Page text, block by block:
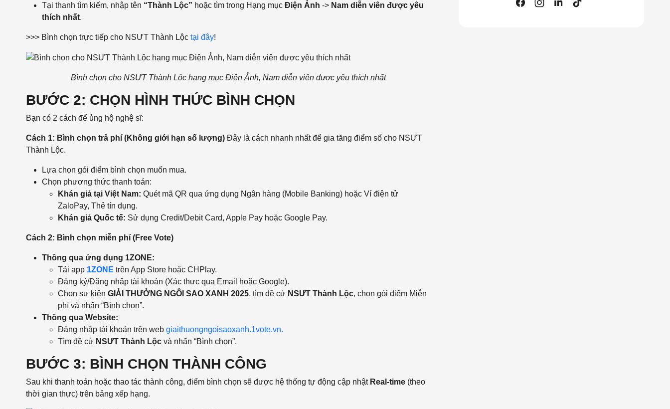
Tại thanh tìm kiếm, nhập tên “Thành Lộc” hoặc tìm trong Hạng mục Điện Ảnh -> Nam diễn viên được yêu
thích nhất.
>>> Bình chọn trực tiếp cho NSƯT Thành Lộc tại đây!
Bình chọn cho NSƯT Thành Lộc hạng mục Điện Ảnh, Nam diễn viên được yêu thích nhất
BƯỚC 2: CHỌN HÌNH THỨC BÌNH CHỌN
Bạn có 2 cách để ủng hộ nghệ sĩ:
Cách 1: Bình chọn trả phí (Không giới hạn số lượng) Đây là cách nhanh nhất để gia tăng điểm số cho NSƯT
Thành Lộc.
Lựa chọn gói điểm bình chọn muốn mua.
Chọn phương thức thanh toán:
Khán giả tại Việt Nam: Quét mã QR qua ứng dụng Ngân hàng (Mobile Banking) hoặc Ví điện tử
ZaloPay, Thẻ tín dụng.
Khán giả Quốc tế: Sử dụng Credit/Debit Card, Apple Pay hoặc Google Pay.
Cách 2: Bình chọn miễn phí (Free Vote)
Thông qua ứng dụng 1ZONE:
Tải app 1ZONE trên App Store hoặc CHPlay.
Đăng ký/Đăng nhập tài khoản (Xác thực qua Email hoặc Google).
Chọn sự kiện GIẢI THƯỞNG NGÔI SAO XANH 2025, tìm đề cử NSƯT Thành Lộc, chọn gói điểm Miễn
phí và nhấn “Bình chọn”.
Thông qua Website:
Đăng nhập tài khoản trên web giaithuongngoisaoxanh.1vote.vn.
Tìm đề cử NSƯT Thành Lộc và nhấn “Bình chọn”.
BƯỚC 3: BÌNH CHỌN THÀNH CÔNG
Sau khi thanh toán hoặc thao tác thành công, điểm bình chọn sẽ được hệ thống tự động cập nhật Real-time (theo
thời gian thực) trên bảng xếp hạng.